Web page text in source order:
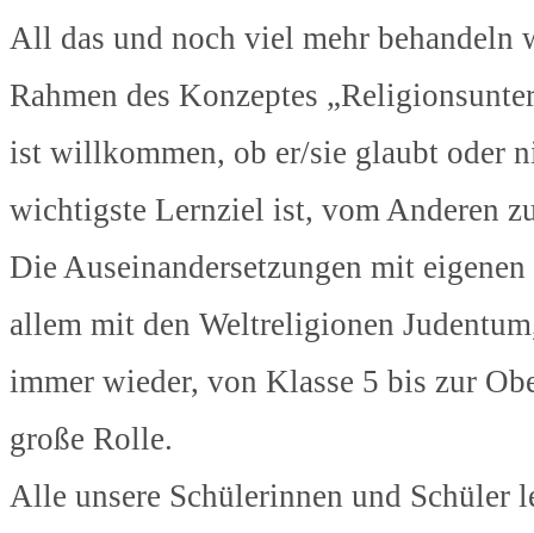
All das und noch viel mehr
Rahmen des Konzeptes
ist willkommen, ob er/sie glaubt oder
wichtigste Lernziel ist, vom Anderen
Die Auseinandersetzungen mit
allem mit den Weltreligionen
immer wieder, von Klasse 5 bis zur
große Rolle.
Alle unsere Schülerinnen und Schüler